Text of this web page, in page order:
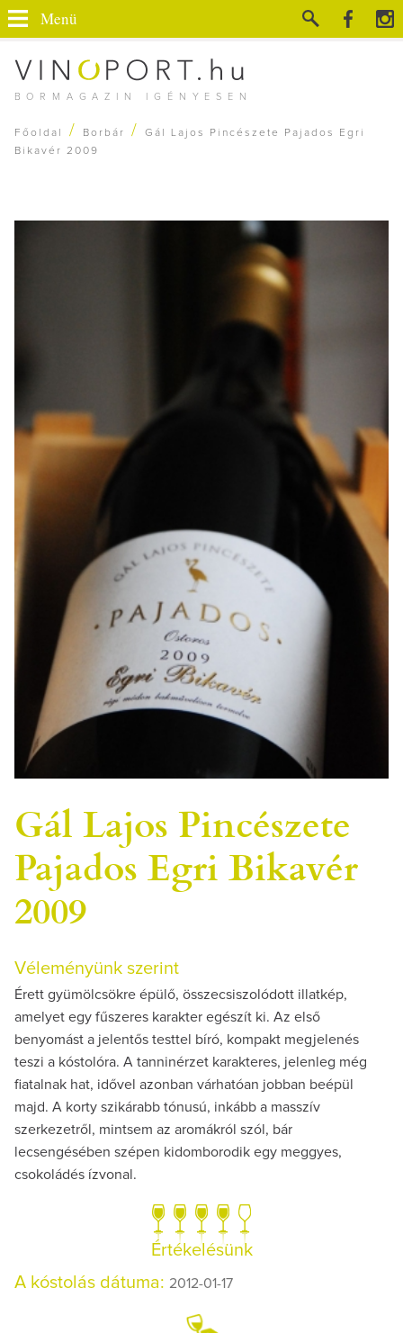
BORMAGAZIN IGÉNYESEN
Menü
Főoldal / Borbár /
Gál Lajos Pincészete Pajados Egri
Bikavér 2009
Gál Lajos Pincészete
Pajados Egri Bikavér
2009
Véleményünk szerint
Érett gyümölcsökre épülő, összecsiszolódott illatkép,
amelyet egy fűszeres karakter egészít ki. Az első
benyomást a jelentős testtel bíró, kompakt megjelenés
teszi a kóstolóra. A tanninérzet karakteres, jelenleg még
fiatalnak hat, idővel azonban várhatóan jobban beépül
majd. A korty szikárabb tónusú, inkább a masszív
szerkezetről, mintsem az aromákról szól, bár
lecsengésében szépen kidomborodik egy meggyes,
csokoládés ízvonal.
Értékelésünk
A kóstolás dátuma: 2012-01-17